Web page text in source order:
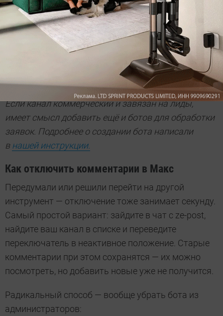
информацию — чек-лист, промокод, ссылку на гайд
— и доступ к ней получат только подписчики.
Получается мягкий способ собрать аудиторию:
человек заходит почитать комментарий, видит
требование подписки, подписывается. По-честному
и без накруток.
Если канал коммерческий и завязан на лиды,
имеет смысл добавить ещё и ботов для обработки
заявок. Подробнее о создании бота написали
в нашей инструкции.
Как отключить комментарии в Макс
Передумали или решили перейти на другой
инструмент — отключение тоже занимает секунду.
Самый простой вариант: зайдите в чат с ze-post,
найдите ваш канал в списке и переведите
переключатель в неактивное положение. Старые
комментарии при этом сохранятся — их можно
посмотреть, но добавить новые уже не получится.
Радикальный способ — вообще убрать бота из
администраторов: